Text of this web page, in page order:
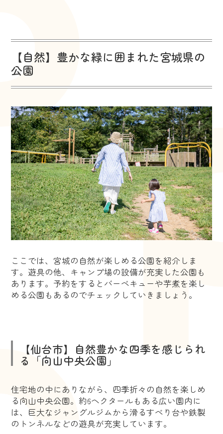
【自然】豊かな緑に囲まれた宮城県の
公園
ここでは、宮城の自然が楽しめる公園を紹介しま
す。遊具の他、キャンプ場の設備が充実した公園も
あります。予約をするとバーベキューや芋煮を楽し
める公園もあるのでチェックしていきましょう。
【仙台市】自然豊かな四季を感じられ
る「向山中央公園」
住宅地の中にありながら、四季折々の自然を楽しめ
る向山中央公園。約6ヘクタールもある広い園内に
は、巨大なジャングルジムから滑るすべり台や鉄製
のトンネルなどの遊具が充実しています。